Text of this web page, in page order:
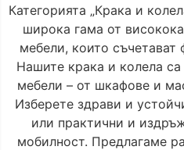
Категорията „Крака и
широка гама от
мебели, които съчетават
Нашите крака и колела
мебели – от шкафове и
Изберете здрави и
или практични и
мобилност. Предлагаме